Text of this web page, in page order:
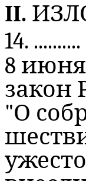
II.
14. ..........
8 июня
закон
"О